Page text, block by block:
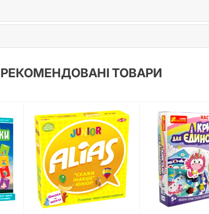
РЕКОМЕНДОВАНІ ТОВАРИ